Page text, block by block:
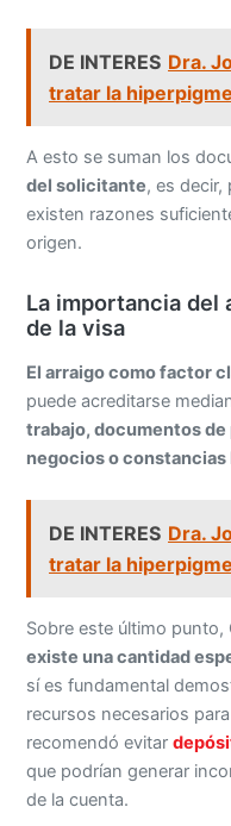
DE INTERES Dra.
tratar la
A esto se suman los
del solicitante, es decir,
existen razones
origen.
La importancia del
de la visa
El arraigo como factor
puede acreditarse
trabajo, documentos
negocios o constancias
DE INTERES Dra.
tratar la
Sobre este último
existe una cantidad
sí es fundamental
recursos necesarios
recomendó evitar
que podrían generar
de la cuenta.